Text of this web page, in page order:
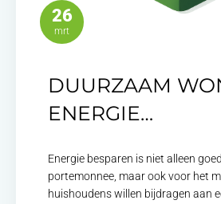
26
mrt
DUURZAAM
ENERGIE…
Energie besparen is niet alleen
portemonnee, maar ook voor het
huishoudens willen bijdragen aan